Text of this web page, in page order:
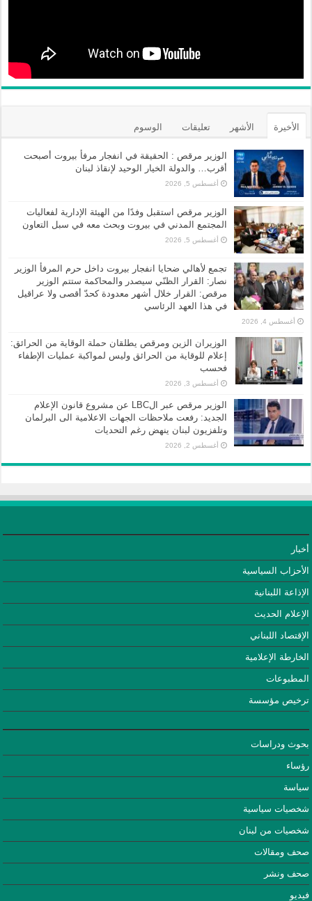
الأخيرة الأشهر تعليقات الوسوم
الوزير مرقص : الحقيقة في انفجار مرفأ بيروت أصبحت
أقرب… والدولة الخيار الوحيد لإنقاذ لبنان
أغسطس 5, 2026
الوزير مرقص استقبل وفدًا من الهيئة الإدارية لفعاليات
المجتمع المدني في بيروت وبحث معه في سبل التعاون
أغسطس 5, 2026
تجمع لأهالي ضحايا انفجار بيروت داخل حرم المرفأ الوزير
نصار: القرار الظنّي سيصدر والمحاكمة ستتم الوزير
مرقص: القرار خلال أشهر معدودة كحدّ أقصى ولا عراقيل
في هذا العهد الرئاسي
أغسطس 4, 2026
الوزيران الزين ومرقص يطلقان حملة الوقاية من الحرائق:
إعلام للوقاية من الحرائق وليس لمواكبة عمليات الإطفاء
فحسب
أغسطس 3, 2026
الوزير مرقص عبر الLBC عن مشروع قانون الإعلام
الجديد: رفعت ملاحظات الجهات الاعلامية الى البرلمان
وتلفزيون لبنان ينهض رغم التحديات
أغسطس 2, 2026
أخبار
الأحزاب السياسية
الإذاعة اللبنانية
الإعلام الحديث
الإقتصاد اللبناني
الخارطة الإعلامية
المطبوعات
ترخيص مؤسسة
بحوث ودراسات
رؤساء
سياسة
شخصيات سياسية
شخصيات من لبنان
صحف ومقالات
صحف ونشر
فيديو